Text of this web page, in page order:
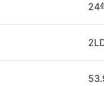
24